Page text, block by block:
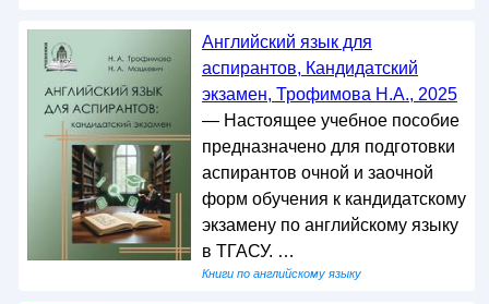
Английский язык для
аспирантов, Кандидатский
экзамен, Трофимова Н.А., 2025
— Настоящее учебное пособие
предназначено для подготовки
аспирантов очной и заочной
форм обучения к кандидатскому
экзамену по английскому языку
в ТГАСУ. …
Книги по английскому языку